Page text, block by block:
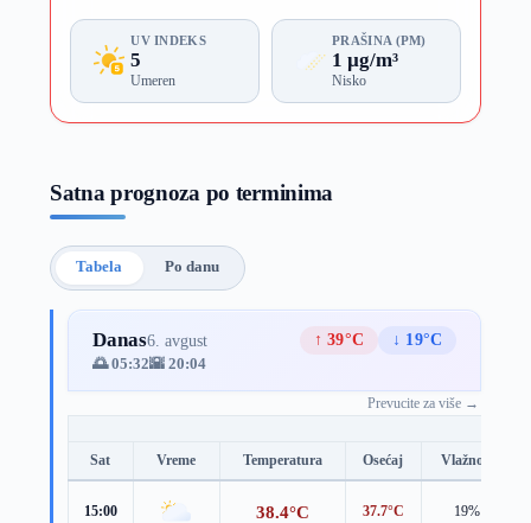
UV INDEKS
5
Umeren
PRAŠINA (PM)
1 µg/m³
Nisko
Satna prognoza po terminima
Tabela Po danu
Danas6. avgust ↑ 39°C
↓ 19°C
🌅 05:32🌇 20:04
Prevucite za više →
Sat Vreme Temperatura Osećaj Vlažnost
15:00 38.4°C 37.7°C 19%